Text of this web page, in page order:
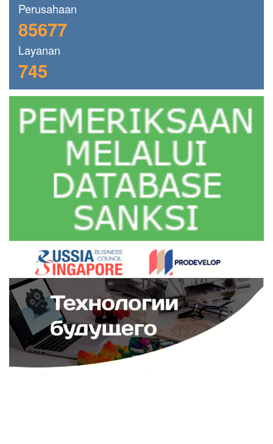
Perusahaan
85677
Layanan
745